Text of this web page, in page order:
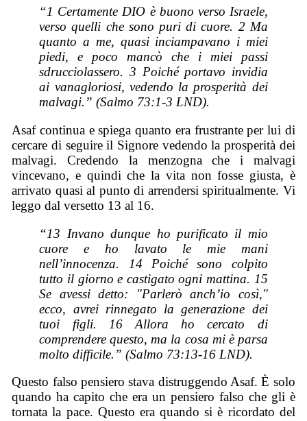
“1 Certamente DIO è buono verso Israele,
verso quelli che sono puri di cuore. 2 Ma
quanto a me, quasi inciampavano i miei
piedi, e poco mancò che i miei passi
sdrucciolassero. 3 Poiché portavo invidia
ai vanagloriosi, vedendo la prosperità dei
malvagi.” (Salmo 73:1-3 LND).
Asaf continua e spiega quanto era frustrante per lui di
cercare di seguire il Signore vedendo la prosperità dei
malvagi. Credendo la menzogna che i malvagi
vincevano, e quindi che la vita non fosse giusta, è
arrivato quasi al punto di arrendersi spiritualmente. Vi
leggo dal versetto 13 al 16.
“13 Invano dunque ho purificato il mio
cuore e ho lavato le mie mani
nell’innocenza. 14 Poiché sono colpito
tutto il giorno e castigato ogni mattina. 15
Se avessi detto: "Parlerò anch’io così,"
ecco, avrei rinnegato la generazione dei
tuoi figli. 16 Allora ho cercato di
comprendere questo, ma la cosa mi è parsa
molto difficile.” (Salmo 73:13-16 LND).
Questo falso pensiero stava distruggendo Asaf. È solo
quando ha capito che era un pensiero falso che gli è
tornata la pace. Questo era quando si è ricordato del